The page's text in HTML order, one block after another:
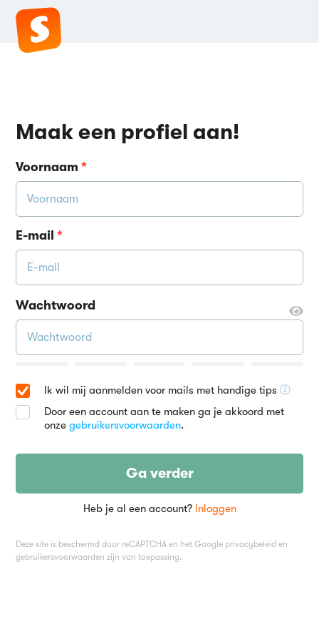
Maak een profiel aan!
Voornaam*
E-mail*
Wachtwoord
Ik wil mij aanmelden voor mails met handige tips
Door een account aan te maken ga je akkoord met
onzegebruikersvoorwaarden.
Deze site is beschermd door reCAPTCHA en het Google privacybeleid en
gebruikersvoorwaarden zijn van toepassing.
Ga verder
Heb je al een account? Inloggen